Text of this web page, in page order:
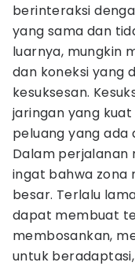
berinteraksi
yang sama dan
luarnya, mungkin
dan koneksi yang
kesuksesan.
jaringan yang
peluang yang ada
Dalam perjalanan
ingat bahwa zona
besar. Terlalu
dapat membuat
membosankan,
untuk